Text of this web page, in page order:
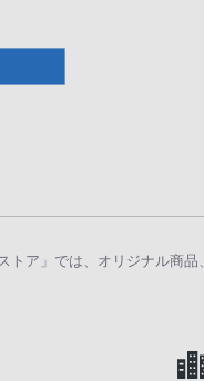
トア」では、オリジナル商